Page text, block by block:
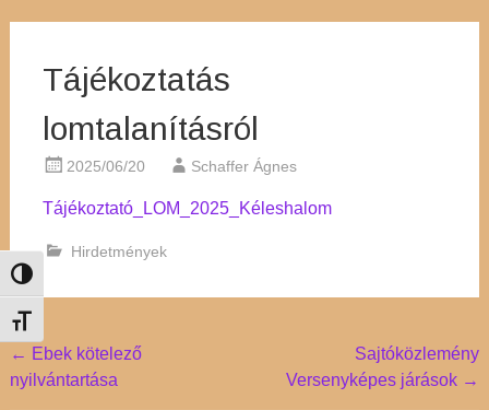
Nagy kontraszt váltása
Betűméret váltása
Tájékoztatás
lomtalanításról
2025/06/20 Schaffer Ágnes
Tájékoztató_LOM_2025_Kéleshalom
Hirdetmények
Post
navigation
← Ebek kötelező
nyilvántartása
Sajtóközlemény
Versenyképes járások →